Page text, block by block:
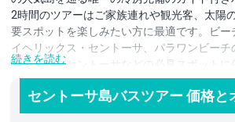
2時間のツアーはご家族連れや観光客、太陽
要スポットを楽しみたい方に最適です。ビ
イヘリックス・セントーサ、パラワンビー
ズ・オブ・セントーサなどの必見スポットに
セントーサを巡ります。スカイヘリックス
ポールで最も高い屋外パノラマライドから島
後、パレットや木箱などのリサイクル素材
続きを読む
セントーサ島バスツアー 価格と